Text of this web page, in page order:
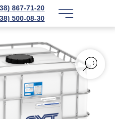
867-71-20
500-08-30